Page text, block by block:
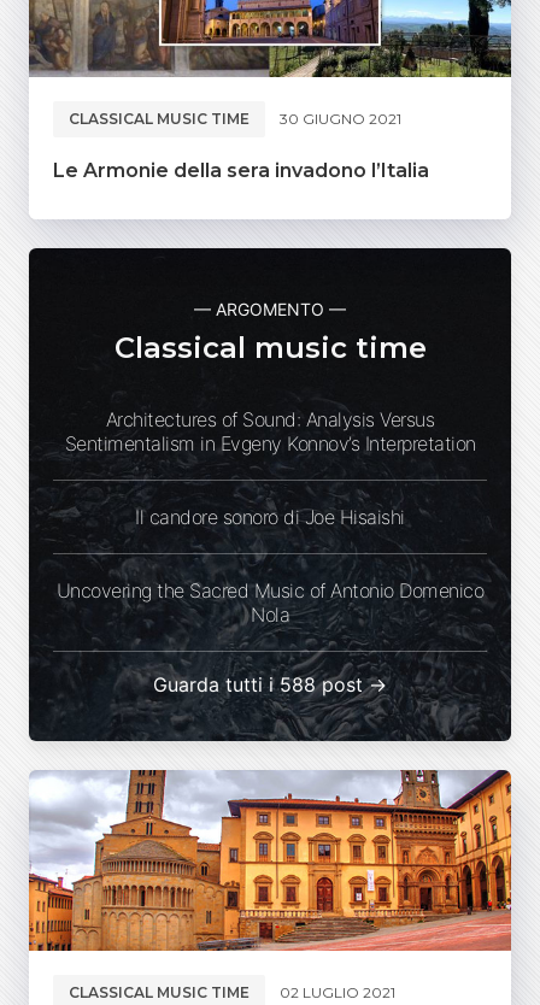
CLASSICAL MUSIC TIME 30 GIUGNO 2021
Le Armonie della sera invadono l’Italia
— ARGOMENTO —
Classical music time
Architectures of Sound: Analysis Versus
Sentimentalism in Evgeny Konnov’s Interpretation
Il candore sonoro di Joe Hisaishi
Uncovering the Sacred Music of Antonio Domenico
Nola
Guarda tutti i 588 post →
CLASSICAL MUSIC TIME 02 LUGLIO 2021